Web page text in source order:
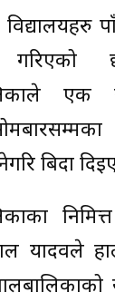
गरिएको
एक
बिदा
यादवले